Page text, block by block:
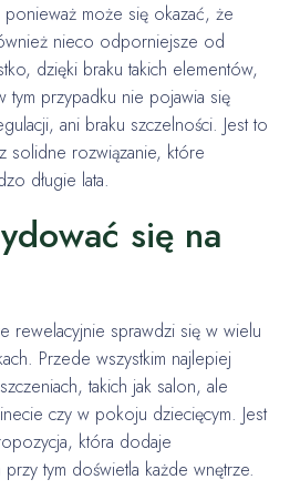
może się okazać, że
nieco odporniejsze od
dzięki braku takich elementów,
tym przypadku nie pojawia się
ani braku szczelności. Jest to
solidne rozwiązanie, które
długie lata.
się na
rewelacyjnie sprawdzi się w wielu
Przede wszystkim najlepiej
takich jak salon, ale
czy w pokoju dziecięcym. Jest
która dodaje
tym doświetla każde wnętrze.